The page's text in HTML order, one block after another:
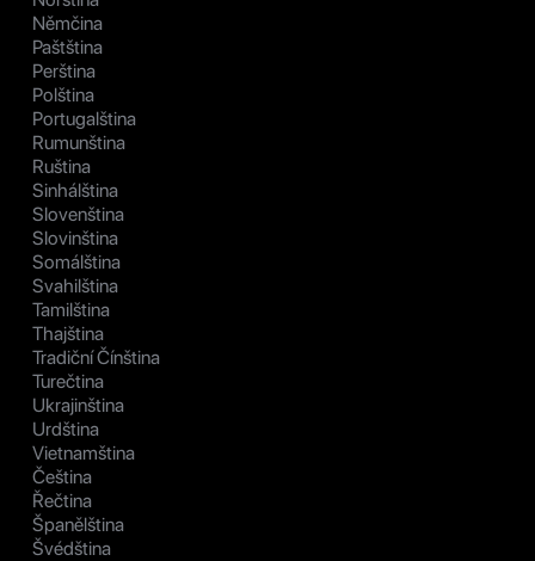
Němčina
Paštština
Perština
Polština
Portugalština
Rumunština
Ruština
Sinhálština
Slovenština
Slovinština
Somálština
Svahilština
Tamilština
Thajština
Tradiční Čínština
Turečtina
Ukrajinština
Urdština
Vietnamština
Čeština
Řečtina
Španělština
Švédština